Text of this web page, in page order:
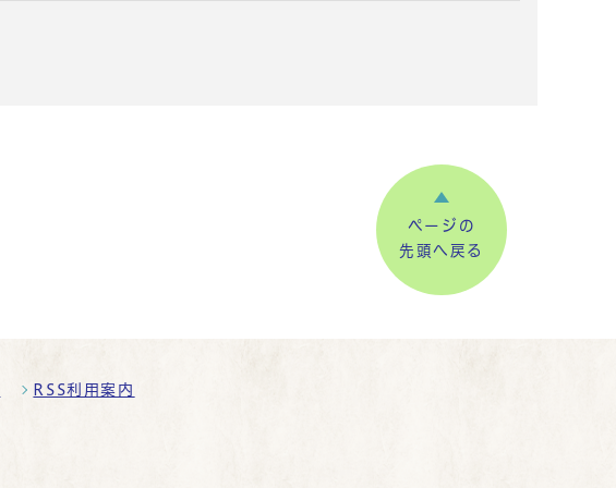
ページの
先頭へ戻る
RSS利用案内